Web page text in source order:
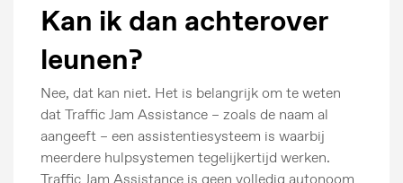
Kan ik dan achterover
leunen?
Nee, dat kan niet. Het is belangrijk om te weten
dat Traffic Jam Assistance – zoals de naam al
aangeeft – een assistentiesysteem is waarbij
meerdere hulpsystemen tegelijkertijd werken.